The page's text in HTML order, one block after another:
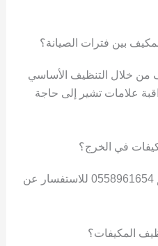
بين فترات الصيانة؟
من خلال التنظيف الأساسي
علامات تشير إلى حاجة
في الخرج؟
يمكن للعملاء الاتصال على الرقم 0558961654 للاستفسار عن
المكيفات؟